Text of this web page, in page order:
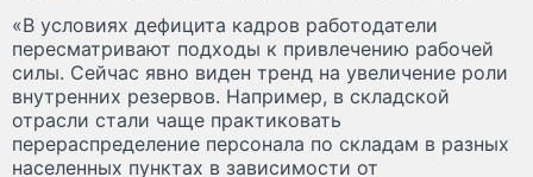
«В условиях дефицита кадров работодатели
пересматривают подходы к привлечению рабочей
силы. Сейчас явно виден тренд на увеличение роли
внутренних резервов. Например, в складской
отрасли стали чаще практиковать
перераспределение персонала по складам в разных
населенных пунктах в зависимости от